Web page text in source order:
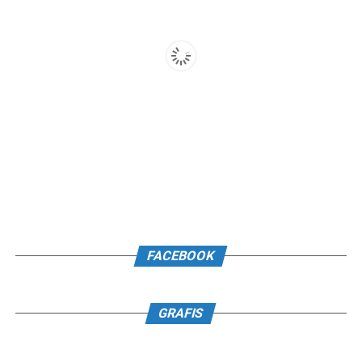
FACEBOOK
GRAFIS